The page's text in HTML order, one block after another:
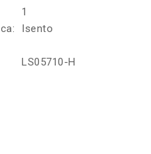
1
Isento
LS05710-H